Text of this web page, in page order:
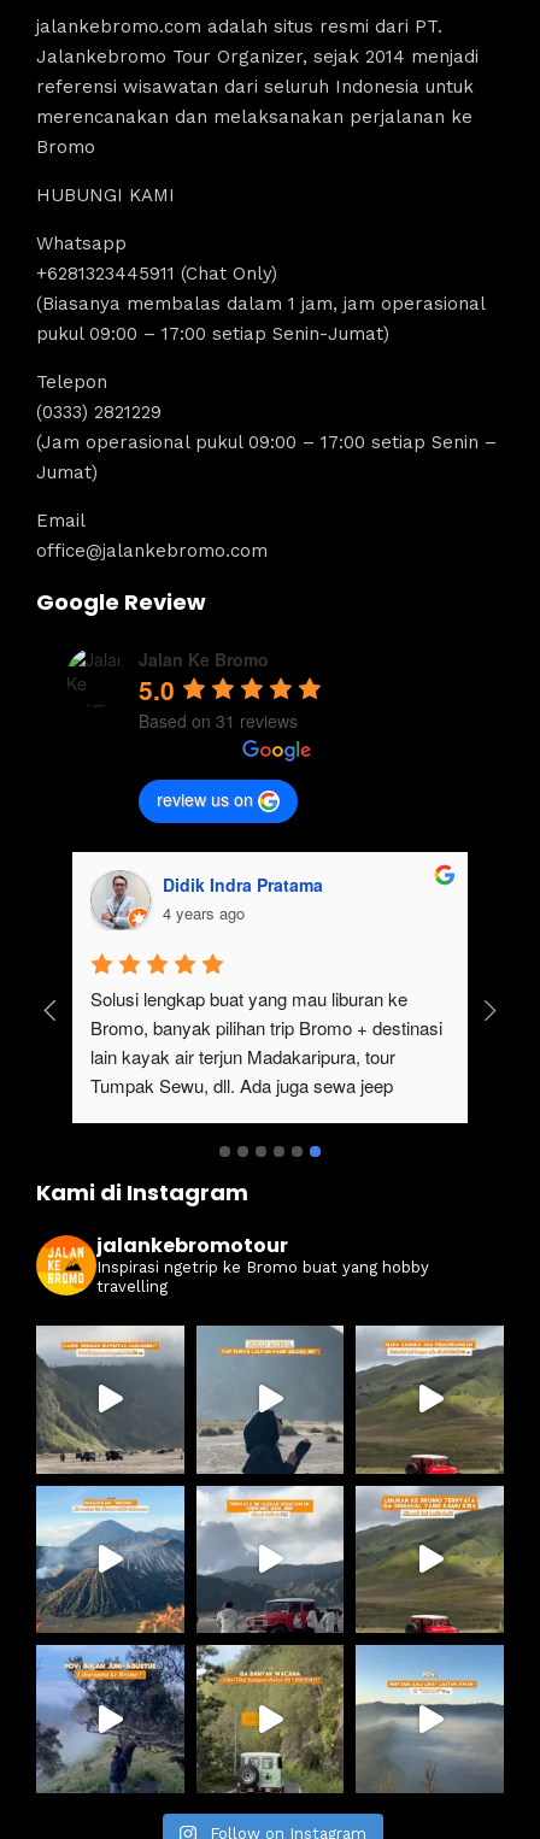
jalankebromo.com adalah situs resmi dari PT.
Jalankebromo Tour Organizer, sejak 2014 menjadi
referensi wisawatan dari seluruh Indonesia untuk
merencanakan dan melaksanakan perjalanan ke
Bromo
HUBUNGI KAMI
Whatsapp
+6281323445911 (Chat Only)
(Biasanya membalas dalam 1 jam, jam operasional
pukul 09:00 – 17:00 setiap Senin-Jumat)
Telepon
(0333) 2821229
(Jam operasional pukul 09:00 – 17:00 setiap Senin –
Jumat)
Email
office@jalankebromo.com
Google Review
Jalan Ke Bromo
5.0
Based on 31 reviews
review us on
aisyah usman
4 years ago
gak pernah bosen main ke bromo, ngajak
keluarga besar gak perlu repot, karena
sangat mempermudah buat trip ke bromo kali
ini. Harga ramah di kantong dan itinerarynya
Kami di Instagram
jalankebromotour
Inspirasi ngetrip ke Bromo buat yang hobby
travelling
Follow on Instagram